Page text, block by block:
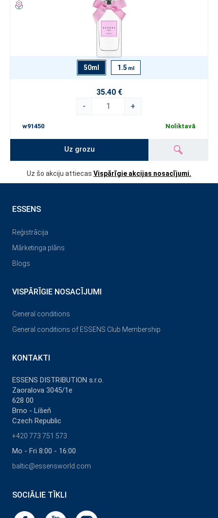
50ml 1.5 ml
35.40 €
-
+
w91450 Noliktavā
Uz grozu
Uz šo akciju attiecas Vispārīgie akcijas nosacījumi.
ESSENS
Reģistrācija
Mārketinga plāns
Blogs
VISPĀRĪGIE NOSACĪJUMI
General conditions
General conditions of ESSENS Club Membership
KONTAKTI
ESSENS DISTRIBUTION s.r.o.
Zaoralova 3045/1e
628 00
Brno - Líšeň
Czech Republic
+420 773 751 573
Mo - Fri 8:00 - 16:00
baltic@essensworld.com
SOCIĀLIE TĪKLI